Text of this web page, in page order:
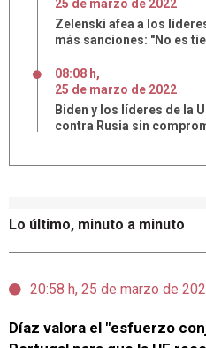
Lo último, minuto a minuto
20:58 h, 25 de marzo de
Díaz valora el "esfuerzo
25 de marzo de 2022
Zelenski afea a los
más sanciones: "No es
08:08 h,
25 de marzo de 2022
Biden y los líderes de la
contra Rusia sin